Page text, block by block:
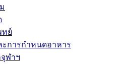
ทย์
การกำหนดอาหาร
ฬาฯ